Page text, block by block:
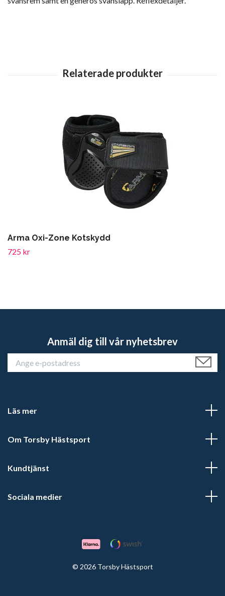
Arma Oxi-Zone Kotskydd
725 kr
Anmäl dig till vår nyhetsbrev
Läs mer
Om Torsby Hästsport
Kundtjänst
Sociala medier
© 2026 Torsby Hästsport